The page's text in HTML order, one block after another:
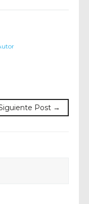
Post →